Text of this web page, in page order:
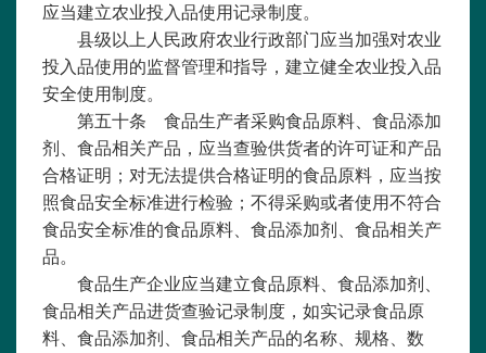
应当建立农业投入品使用记录制度。
县级以上人民政府农业行政部门应当加强对农业
投入品使用的监督管理和指导，建立健全农业投入品
安全使用制度。
第五十条 食品生产者采购食品原料、食品添加
剂、食品相关产品，应当查验供货者的许可证和产品
合格证明；对无法提供合格证明的食品原料，应当按
照食品安全标准进行检验；不得采购或者使用不符合
食品安全标准的食品原料、食品添加剂、食品相关产
品。
食品生产企业应当建立食品原料、食品添加剂、
食品相关产品进货查验记录制度，如实记录食品原
料、食品添加剂、食品相关产品的名称、规格、数